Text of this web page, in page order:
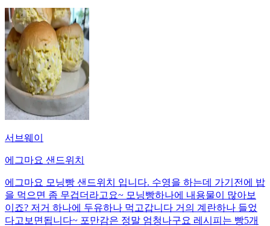
서브웨이
에그마요 샌드위치
에그마요 모닝빵 샌드위치 입니다. 수영을 하는데 가기전에 밥
을 먹으면 좀 무겁더라고요~ 모닝빵하나에 내용물이 많아보
이죠? 저거 하나에 두유하나 먹고갑니다 거의 계란하나 들었
다고보면됩니다~ 포만감은 정말 엄청나구요 레시피는 빵5개